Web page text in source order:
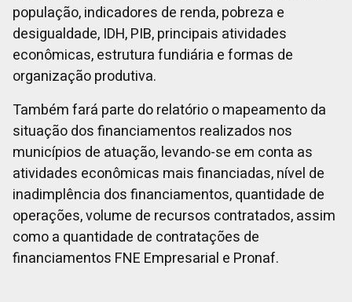
população, indicadores de renda, pobreza e
desigualdade, IDH, PIB, principais atividades
econômicas, estrutura fundiária e formas de
organização produtiva.
Também fará parte do relatório o mapeamento da
situação dos financiamentos realizados nos
municípios de atuação, levando-se em conta as
atividades econômicas mais financiadas, nível de
inadimplência dos financiamentos, quantidade de
operações, volume de recursos contratados, assim
como a quantidade de contratações de
financiamentos FNE Empresarial e Pronaf.